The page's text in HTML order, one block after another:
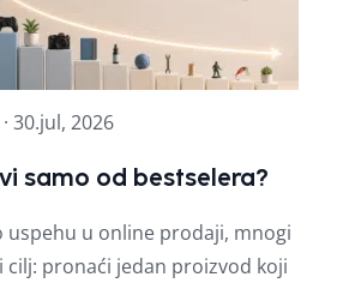
30.jul, 2026
samo od bestselera?
uspehu u online prodaji, mnogi
pronaći jedan proizvod koji